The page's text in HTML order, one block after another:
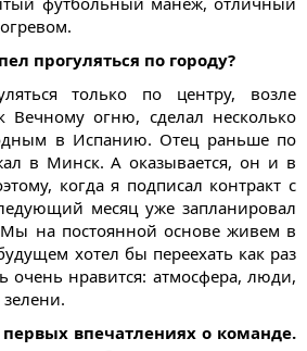
прогуляться по городу?
только по центру, возле
Вечному огню, сделал несколько
в Испанию. Отец раньше по
в Минск. А оказывается, он и в
когда я подписал контракт с
месяц уже запланировал
на постоянной основе живем в
хотел бы переехать как раз
очень нравится: атмосфера, люди,
впечатлениях о команде.